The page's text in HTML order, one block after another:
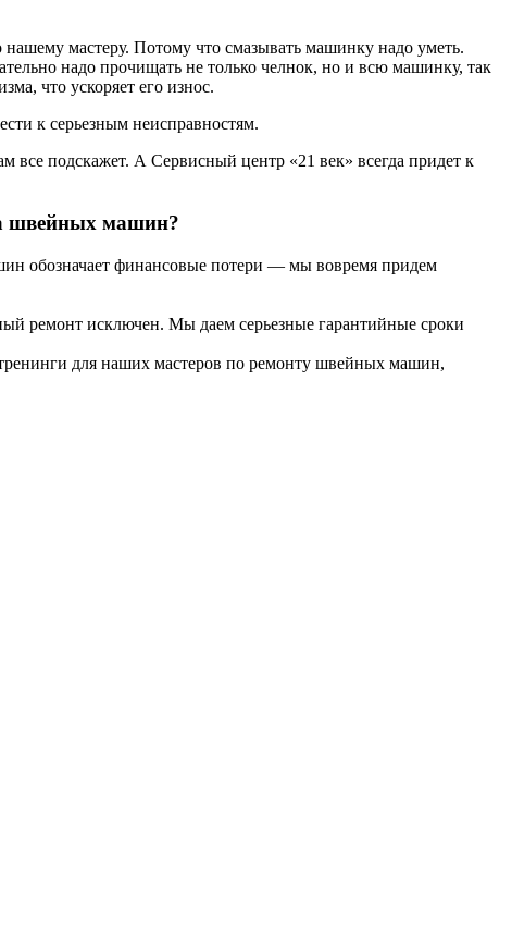
мастеру. Потому что смазывать машинку надо уметь.
надо прочищать не только челнок, но и всю машинку, так
что ускоряет его износ.
к серьезным неисправностям.
подскажет. А Сервисный центр «21 век» всегда придет к
швейных машин?
обозначает финансовые потери — мы вовремя придем
ремонт исключен. Мы даем серьезные гарантийные сроки
для наших мастеров по ремонту швейных машин,